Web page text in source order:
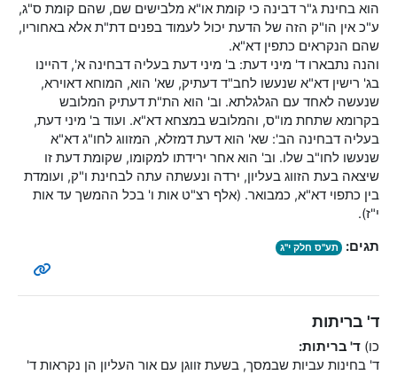
הוא בחינת ג"ר דבינה כי קומת או"א מלבישים שם, שהם קומת ס"ג,
ע"כ אין הו"ק הזה של הדעת יכול לעמוד בפנים דת"ת אלא באחוריו,
שהם הנקראים כתפין דא"א.
והנה נתבארו ד' מיני דעת: ב' מיני דעת בעליה דבחינה א', דהיינו
בג' רישין דא"א שנעשו לחב"ד דעתיק, שא' הוא, המוחא דאוירא,
שנעשה לאחד עם הגלגלתא. וב' הוא הת"ת דעתיק המלובש
בקרומא שתחת מו"ס, והמלובש במצחא דא"א. ועוד ב' מיני דעת,
בעליה דבחינה הב': שא' הוא דעת דמזלא, המזווג לחו"ג דא"א
שנעשו לחו"ב שלו. וב' הוא אחר ירידתו למקומו, שקומת דעת זו
שיצאה בעת הזווג בעליון, ירדה ונעשתה עתה לבחינת ו"ק, ועומדת
בין כתפוי דא"א, כמבואר. (אלף רצ"ט אות ו' בכל ההמשך עד אות
י"ז).
תגים: תע"ס חלק י"ג
ד' בריתות
כו) ד' בריתות:
ד' בחינות עביות שבמסך, בשעת זווגן עם אור העליון הן נקראות ד'